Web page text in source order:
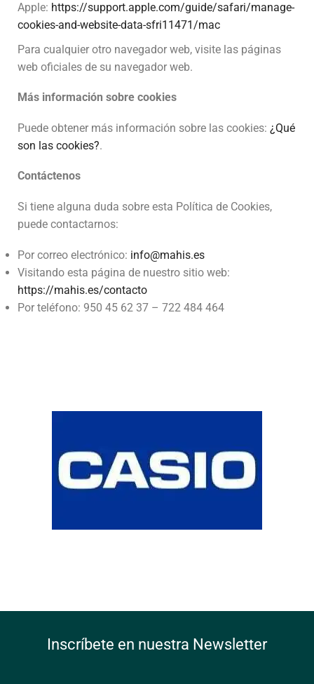
Apple: https://support.apple.com/guide/safari/manage-
cookies-and-website-data-sfri11471/mac
Para cualquier otro navegador web, visite las páginas
web oficiales de su navegador web.
Más información sobre cookies
Puede obtener más información sobre las cookies: ¿Qué
son las cookies?.
Contáctenos
Si tiene alguna duda sobre esta Política de Cookies,
puede contactarnos:
Por correo electrónico: info@mahis.es
Visitando esta página de nuestro sitio web:
https://mahis.es/contacto
Por teléfono: 950 45 62 37 – 722 484 464
Inscríbete en nuestra Newsletter